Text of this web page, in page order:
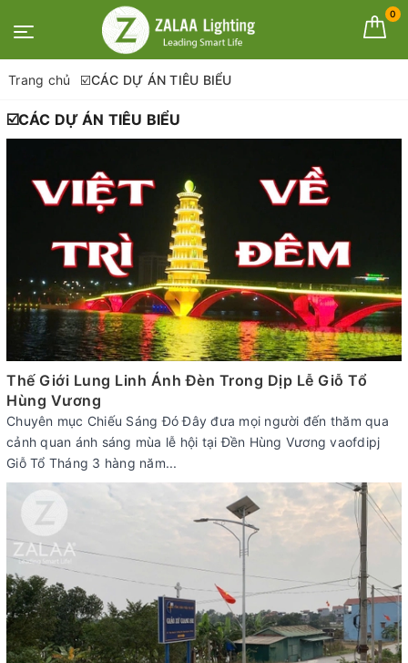
0
Trang chủ ☑️CÁC DỰ ÁN TIÊU BIỂU
☑️CÁC DỰ ÁN TIÊU BIỂU
Thế Giới Lung Linh Ánh Đèn Trong Dịp Lễ Giỗ Tổ
Hùng Vương
Chuyên mục Chiếu Sáng Đó Đây đưa mọi người đến thăm qua
cảnh quan ánh sáng mùa lễ hội tại Đền Hùng Vương vaofdipj
Giỗ Tổ Tháng 3 hàng năm...